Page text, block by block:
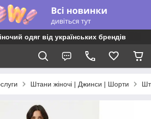
одяг від українських брендів
Штани жіночі | Джинси | Шорти